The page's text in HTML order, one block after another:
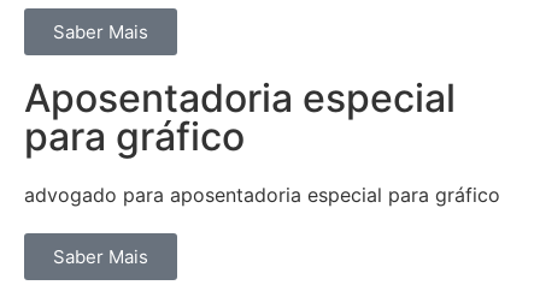
Saber Mais
Aposentadoria especial
para gráfico
advogado para aposentadoria especial para gráfico
Saber Mais